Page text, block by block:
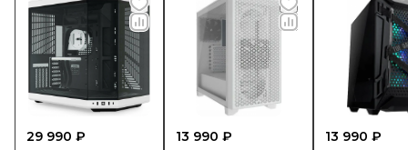
29 990 ₽ 13 990 ₽ 13 990 ₽